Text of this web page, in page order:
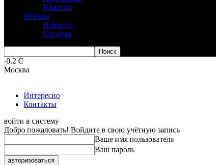
Юристы
Москва
Новости
Сегодня
-0.2 C
Москва
Интересно
Контакты
войти в систему
Добро пожаловать! Войдите в свою учётную запись
Ваше имя пользователя
Ваш пароль